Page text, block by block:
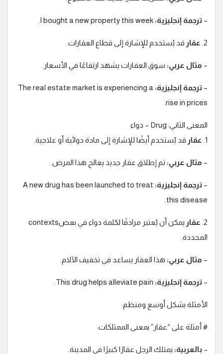
– ترجمة إنجليزية:
2. عقار قد يُستخدم للإشارة إلى قطاع العقارات.
– مثال عربي: سوق العقارات يشهد ارتفاعًا في الأسعار.
– ترجمة إنجليزية: The real estate market is experiencing a
rise in prices.
المعنى الثاني: Drug – دواء
1. عقار قد يُستخدم أيضًا للإشارة إلى مادة دوائية أو علاجية.
– مثال عربي: تم إطلاق عقار جديد يعالج هذا المرض.
– ترجمة إنجليزية: A new drug has been launched to treat
this disease.
2. عقار
يمكن أن يُعتبر مرادفًا لكلمة دواء في بعضcontexts
المحددة.
– مثال عربي: هذا العقار يساعد في تخفيف الآلام.
– ترجمة إنجليزية:
الأمثلة بشكل أوسع ومنظم:
# أمثلة على “عقار” بمعنى الممتلكات:
– بالعربية: يمتلك الرجل عقارًا كبيرًا في المدينة.